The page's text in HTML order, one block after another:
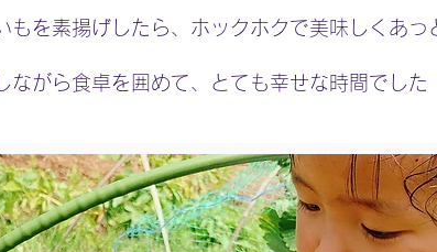
もを素揚げしたら、ホックホクで美味しくあ
ながら食卓を囲めて、とても幸せな時間でした